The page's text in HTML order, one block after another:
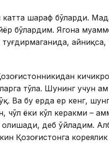
шараф бўларди.
бўлардим. Ягона
тўла. Шунинг учун
Ва бу ерда ер кенг,
ёки кўл керакми –
деб ўйладим.
Қозоғистонга кореялик